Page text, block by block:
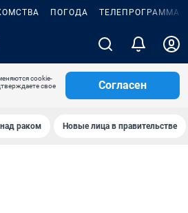
ПОГОДА ТЕЛЕПРОГРАММА
cookie-
свое
Согласен
раком Новые лица в правительстве